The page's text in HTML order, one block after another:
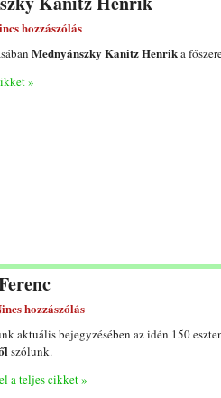
hozzászólás
Mednyánszky Kanitz Henrika
»
hozzászólás
aktuális bejegyzésében az idén 150
szólunk.
a teljes cikket »